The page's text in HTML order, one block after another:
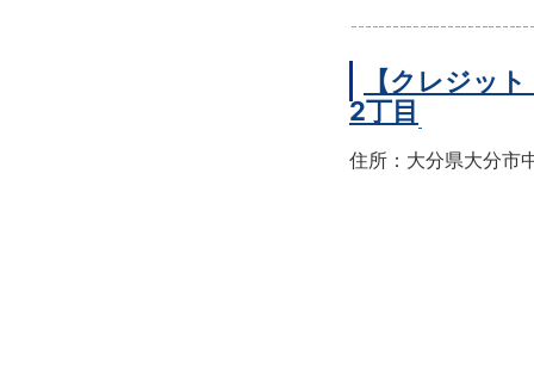
【クレジッ
2丁目
住所：大分県大分市